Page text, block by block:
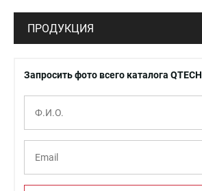
ПРОДУКЦИЯ
Запросить фото всего каталога QTECH